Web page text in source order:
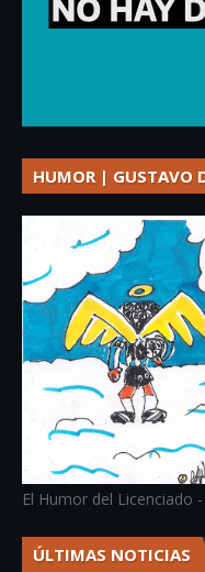
HUMOR | GUSTAVO
El Humor del Licenciado
ÚLTIMAS NOTICIAS